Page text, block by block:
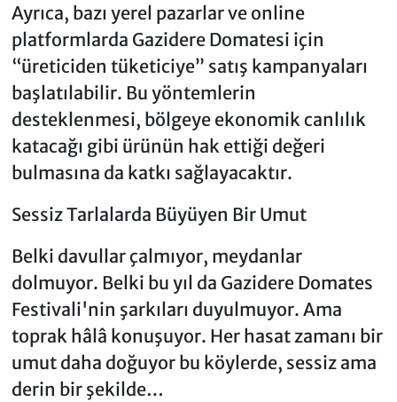
Ayrıca, bazı yerel pazarlar ve online
platformlarda Gazidere Domatesi için
“üreticiden tüketiciye” satış kampanyaları
başlatılabilir. Bu yöntemlerin
desteklenmesi, bölgeye ekonomik canlılık
katacağı gibi ürünün hak ettiği değeri
bulmasına da katkı sağlayacaktır.
Sessiz Tarlalarda Büyüyen Bir Umut
Belki davullar çalmıyor, meydanlar
dolmuyor. Belki bu yıl da Gazidere Domates
Festivali'nin şarkıları duyulmuyor. Ama
toprak hâlâ konuşuyor. Her hasat zamanı bir
umut daha doğuyor bu köylerde, sessiz ama
derin bir şekilde…